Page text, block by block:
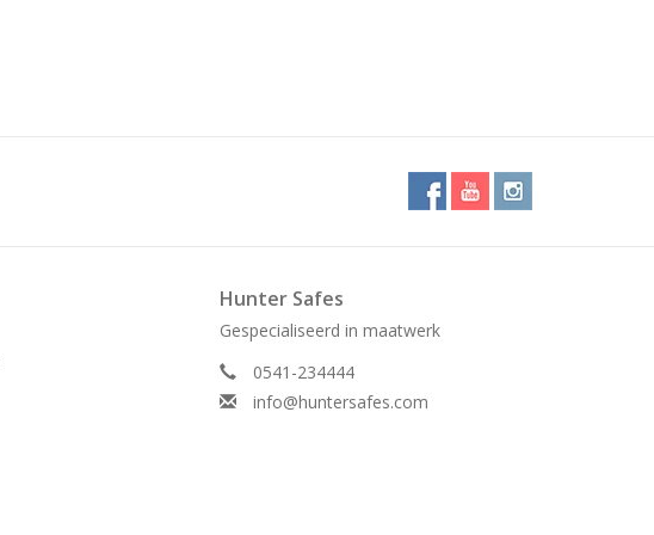
Hunter Safes
Gespecialiseerd in maatwerk
0541-234444
info@huntersafes.com